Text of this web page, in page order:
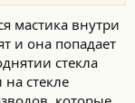
мастика внутри
и она попадает
стекла
стекле